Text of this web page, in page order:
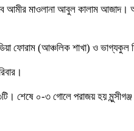
আমীর মাওলানা আবুল কালাম আজাদ।
ফোরাম (আঞ্চলিক শাখা) ও ভাগ্যকুল
শেষে ০-৩ গোলে পরাজয় হয়